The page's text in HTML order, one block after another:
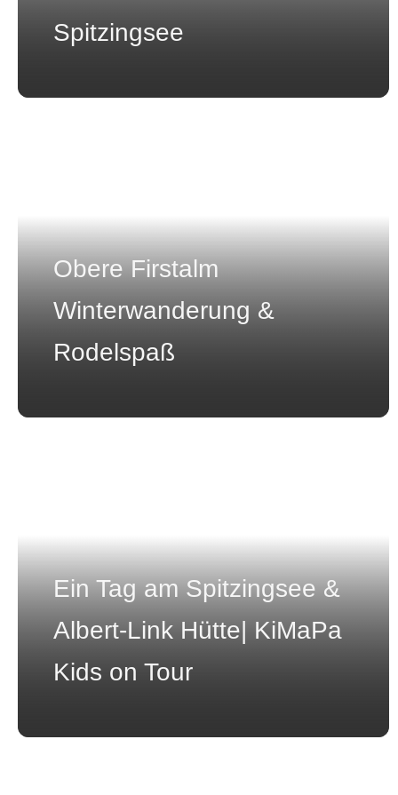
Spitzingsee
Obere Firstalm
Winterwanderung &
Rodelspaß
Ein Tag am Spitzingsee &
Albert-Link Hütte| KiMaPa
Kids on Tour